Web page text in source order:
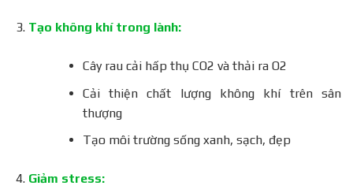
Tạo không khí trong lành:
Cây rau cải hấp thụ CO2 và thải ra O2
Cải thiện chất lượng không khí trên sân
thượng
Tạo môi trường sống xanh, sạch, đẹp
Giảm stress: